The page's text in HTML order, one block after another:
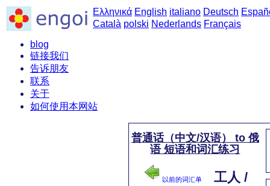
Ελληνικά English italiano Deutsch
Català polski Nederlands Français
blog
链接我们
告诉朋友
联系
关于
如何使用本网站
普通话（中文/汉语） to 俄
语 短语和词汇练习
以前的词汇单
工人 /